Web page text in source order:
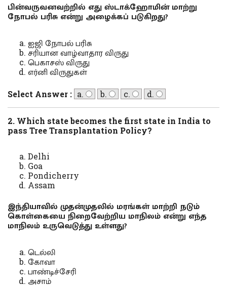
பின்வருவனவற்றில் எது ஸ்டாக்ஹோமின் மாற்று
நோபல் பரிசு என்று அழைக்கப் படுகிறது?
ஐஜி நோபல் பரிசு
சரியான வாழ்வாதார விருது
பெகாசஸ் விருது
எர்னி விருதுகள்
Select Answer : a. b. c. d.
2. Which state becomes the first state in India to
pass Tree Transplantation Policy?
Delhi
Goa
Pondicherry
Assam
இந்தியாவில் முதன்முதலில் மரங்கள் மாற்றி நடும்
கொள்கையை நிறைவேற்றிய மாநிலம் என்று எந்த
மாநிலம் உருவெடுத்து உள்ளது?
டெல்லி
கோவா
பாண்டிச்சேரி
அசாம்